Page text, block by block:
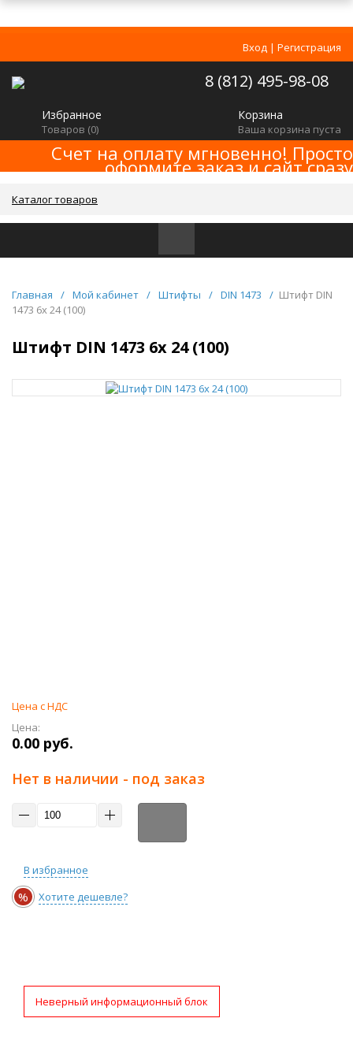
Вход | Регистрация
8 (812) 495-98-08
Избранное
Товаров (0)
Корзина
Ваша корзина пуста
Счет на оплату мгновенно! Просто
оформите заказ и сайт сразу
Каталог товаров
Главная / Мой кабинет / Штифты / DIN 1473 / Штифт DIN
1473 6x 24 (100)
Штифт DIN 1473 6x 24 (100)
Цена с НДС
Цена:
0.00 руб.
Нет в наличии - под заказ
В избранное
% Хотите дешевле?
Неверный информационный блок